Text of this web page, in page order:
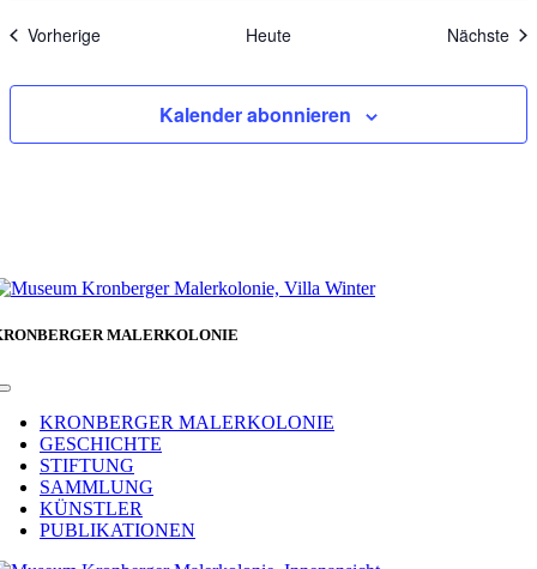
VorherigeVeranstaltungen Heute Nächste
Kalender abonnieren
MALERKOLONIE
Toggle
NavigationKRONBERGER MALERKOLONIE
GESCHICHTE
STIFTUNG
SAMMLUNG
KÜNSTLER
PUBLIKATIONEN